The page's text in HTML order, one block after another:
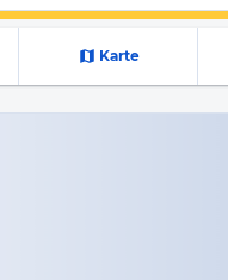
Karte